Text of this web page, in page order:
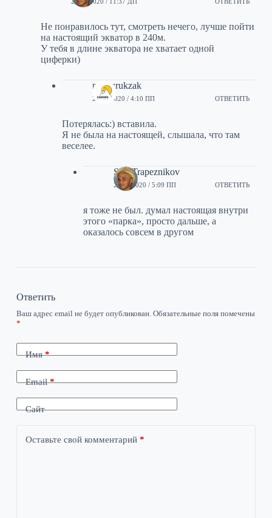
Не понравилось тут, смотреть нечего, лучше пойти
на настоящий экватор в 240м.
У тебя в длине экватора не хватает одной
циферки)
noshurukzak
24/05/2020 / 4:10 ПП ОТВЕТИТЬ
Потерялась:) вставила.
Я не была на настоящей, слышала, что там
веселее.
Stas Trapeznikov
24/05/2020 / 5:09 ПП ОТВЕТИТЬ
я тоже не был. думал настоящая внутри
этого «парка», просто дальше, а
оказалось совсем в другом
Ответить
Ваш адрес email не будет опубликован. Обязательные поля помечены
*
Имя*
Email*
Сайт
Оставьте свой комментарий*